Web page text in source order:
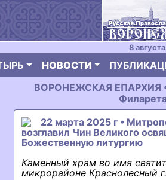
8
НОВОСТИ
ВОРОНЕЖСКАЯ ЕПАРХИЯ •
22 марта 2025 г •
возглавил Чин Великого
Божественную литургию
Каменный храм во имя
микрорайоне Краснолесный